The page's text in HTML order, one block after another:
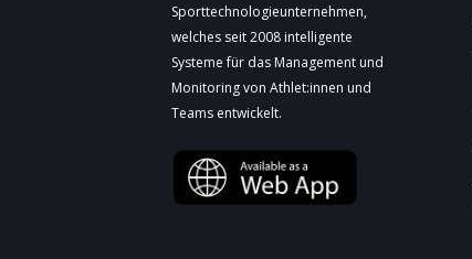
Sporttechnologieunternehmen,
welches seit 2008 intelligente
Systeme für das Management und
Monitoring von Athlet:innen und
Teams entwickelt.